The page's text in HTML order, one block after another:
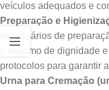
veículos adequados e
Preparação e
necessários de
o máximo de dignidade
protocolos para garantir
Urna para Cremação